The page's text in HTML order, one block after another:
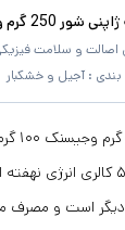
شور 250 گرم وجیسنک
اصالت و سلامت
: آجیل و خشکبار
دارد و در ۱۰ عدد آن، ۵
دیگر است و مصرف